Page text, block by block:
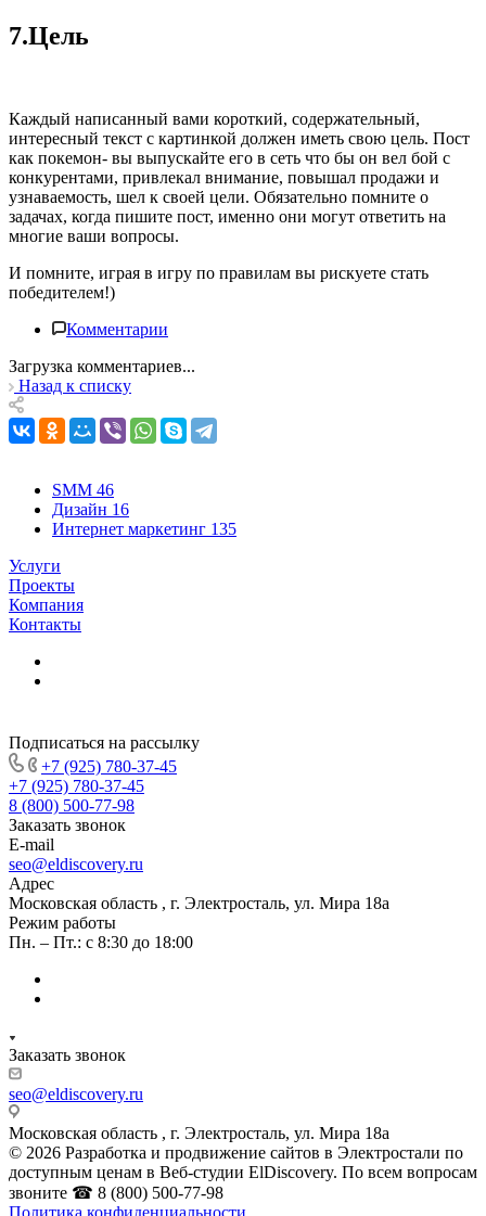
7.Цель
Каждый написанный вами короткий, содержательный,
интересный текст с картинкой должен иметь свою цель. Пост
как покемон- вы выпускайте его в сеть что бы он вел бой с
конкурентами, привлекал внимание, повышал продажи и
узнаваемость, шел к своей цели. Обязательно помните о
задачах, когда пишите пост, именно они могут ответить на
многие ваши вопросы.
И помните, играя в игру по правилам вы рискуете стать
победителем!)
Комментарии
Загрузка комментариев...
Назад к списку
SMM 46
Дизайн 16
Интернет маркетинг 135
Услуги
Проекты
Компания
Контакты
Подписаться на рассылку
+7 (925) 780-37-45
+7 (925) 780-37-45
8 (800) 500-77-98
Заказать звонок
E-mail
seo@eldiscovery.ru
Адрес
Московская область , г. Электросталь, ул. Мира 18а
Режим работы
Пн. – Пт.: с 8:30 до 18:00
Заказать звонок
seo@eldiscovery.ru
Московская область , г. Электросталь, ул. Мира 18а
© 2026 Разработка и продвижение сайтов в Электростали по
доступным ценам в Веб-студии ElDiscovery. По всем вопросам
звоните ☎ 8 (800) 500-77-98
Политика конфиденциальности